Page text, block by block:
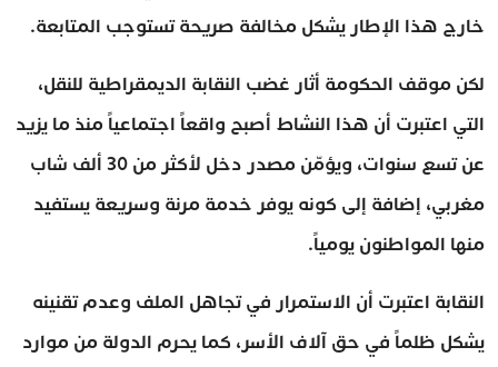
خارج هذا الإطار يشكل مخالفة صريحة تستوجب المتابعة.
لكن موقف الحكومة أثار غضب النقابة الديمقراطية للنقل،
التي اعتبرت أن هذا النشاط أصبح واقعاً اجتماعياً منذ ما يزيد
عن تسع سنوات، ويؤمّن مصدر دخل لأكثر من 30 ألف شاب
مغربي، إضافة إلى كونه يوفر خدمة مرنة وسريعة يستفيد
منها المواطنون يومياً.
النقابة اعتبرت أن الاستمرار في تجاهل الملف وعدم تقنينه
يشكل ظلماً في حق آلاف الأسر، كما يحرم الدولة من موارد